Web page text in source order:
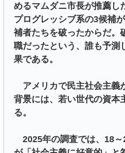
めるマムダニ市長が推薦し
プログレッシブ系の3候補
補者たちを破ったからだ。
職だったという、誰も予測
果である。
アメリカで民主社会主義
背景には、若い世代の資本
る。
2025年の調査では、18～